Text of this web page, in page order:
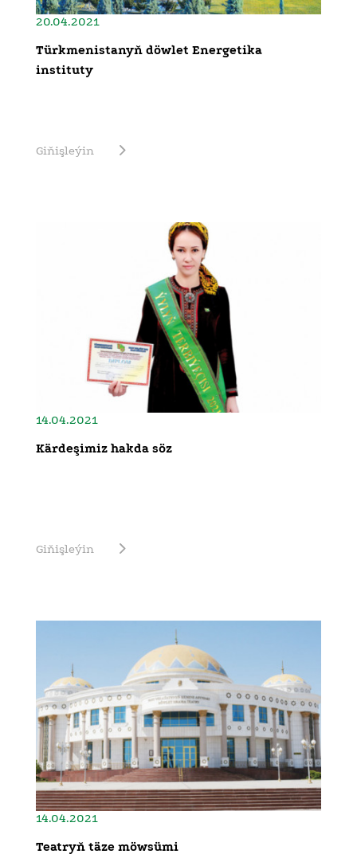
20.04.2021
Türkmenistanyň döwlet Energetika
instituty
Giňişleýin
14.04.2021
Kärdeşimiz hakda söz
Giňişleýin
14.04.2021
Teatryň täze möwsümi